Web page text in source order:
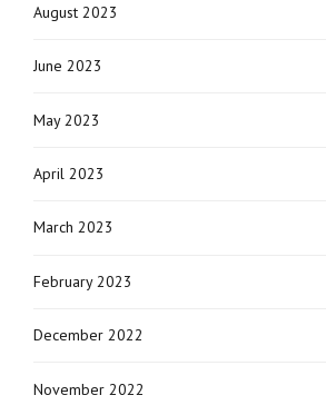
August 2023
June 2023
May 2023
April 2023
March 2023
February 2023
December 2022
November 2022